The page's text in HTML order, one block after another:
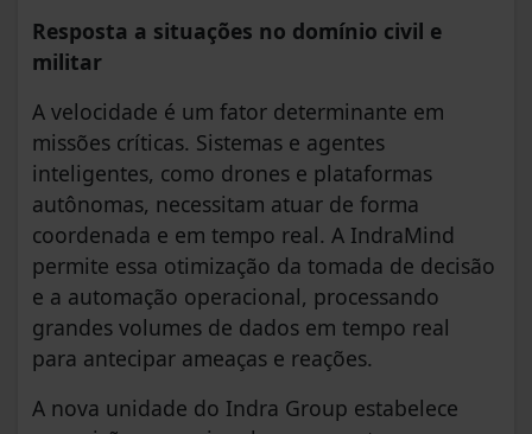
Resposta a situações no domínio civil e
militar
A velocidade é um fator determinante em
missões críticas. Sistemas e agentes
inteligentes, como drones e plataformas
autônomas, necessitam atuar de forma
coordenada e em tempo real. A IndraMind
permite essa otimização da tomada de decisão
e a automação operacional, processando
grandes volumes de dados em tempo real
para antecipar ameaças e reações.
A nova unidade do Indra Group estabelece